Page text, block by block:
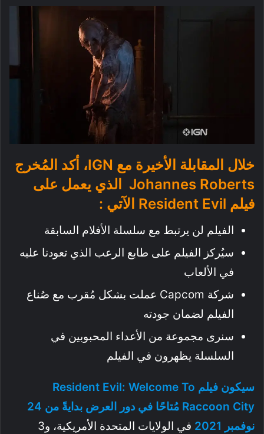
خلال المقابلة الأخيرة مع IGN، أكد المُخرج
Johannes Roberts الذي يعمل على
فيلم Resident Evil الآتي :
الفيلم لن يرتبط مع سلسلة الأفلام السابقة
سيُركز الفيلم على طابع الرعب الذي تعودنا عليه
في الألعاب
شركة Capcom عملت بشكل مُقرب مع صُناع
الفيلم لضمان جودته
سنرى مجموعة من الأعداء المحبوبين في
السلسلة يظهرون في الفيلم
سيكون فيلم Resident Evil: Welcome To
Raccoon City مُتاحًا في دور العرض بدايةً من 24
نوفمبر 2021
في الولايات المتحدة الأمريكية، و3